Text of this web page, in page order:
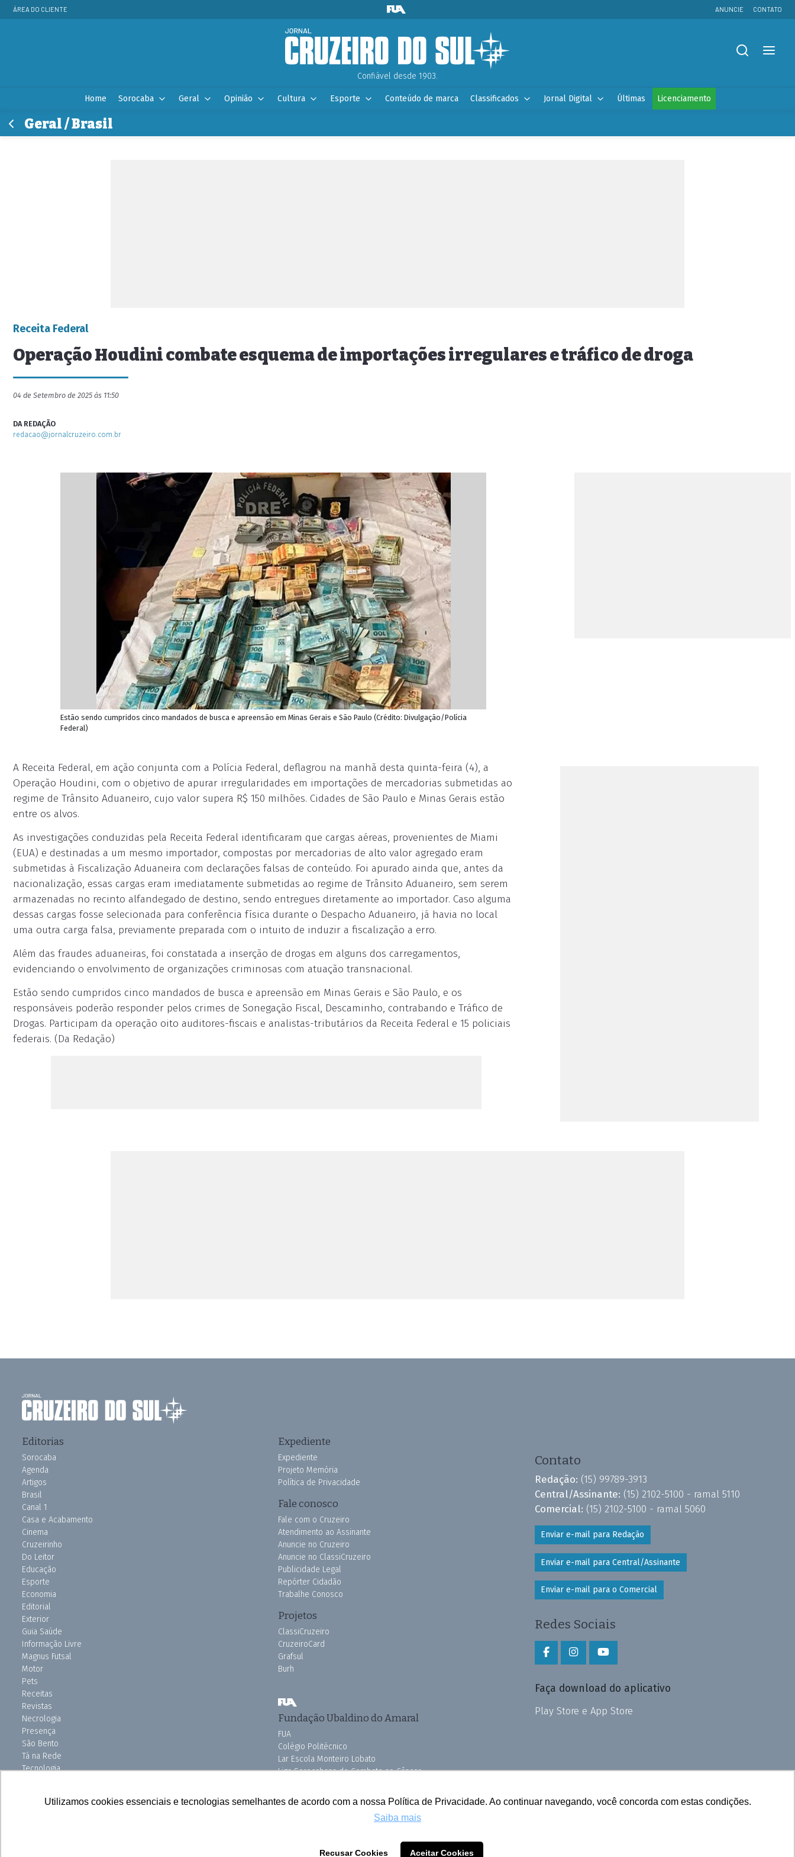
Utilizamos cookies essenciais e tecnologias semelhantes de acordo com a nossa Política de Privacidade. Ao continuar navegando, você concorda com estas condições.
Saiba mais
Recusar Cookies Aceitar Cookies
ÁREA DO CLIENTE ANUNCIE CONTATO
Confiável desde 1903.
Home Sorocaba Geral Opinião Cultura Esporte Conteúdo de marca Classificados Jornal Digital Últimas Licenciamento
Geral / Brasil
Receita Federal
Operação Houdini combate esquema de importações irregulares e tráfico de droga
04 de Setembro de 2025 às 11:50
DA REDAÇÃO
redacao@jornalcruzeiro.com.br
Estão sendo cumpridos cinco mandados de busca e apreensão em Minas Gerais e São Paulo (Crédito: Divulgação/Polícia
Federal)
A Receita Federal, em ação conjunta com a Polícia Federal, deflagrou na manhã desta quinta-feira (4), a
Operação Houdini, com o objetivo de apurar irregularidades em importações de mercadorias submetidas ao
regime de Trânsito Aduaneiro, cujo valor supera R$ 150 milhões. Cidades de São Paulo e Minas Gerais estão
entre os alvos.
As investigações conduzidas pela Receita Federal identificaram que cargas aéreas, provenientes de Miami
(EUA) e destinadas a um mesmo importador, compostas por mercadorias de alto valor agregado eram
submetidas à Fiscalização Aduaneira com declarações falsas de conteúdo. Foi apurado ainda que, antes da
nacionalização, essas cargas eram imediatamente submetidas ao regime de Trânsito Aduaneiro, sem serem
armazenadas no recinto alfandegado de destino, sendo entregues diretamente ao importador. Caso alguma
dessas cargas fosse selecionada para conferência física durante o Despacho Aduaneiro, já havia no local
uma outra carga falsa, previamente preparada com o intuito de induzir a fiscalização a erro.
Além das fraudes aduaneiras, foi constatada a inserção de drogas em alguns dos carregamentos,
evidenciando o envolvimento de organizações criminosas com atuação transnacional.
Estão sendo cumpridos cinco mandados de busca e apreensão em Minas Gerais e São Paulo, e os
responsáveis poderão responder pelos crimes de Sonegação Fiscal, Descaminho, contrabando e Tráfico de
Drogas. Participam da operação oito auditores-fiscais e analistas-tributários da Receita Federal e 15 policiais
federais. (Da Redação)
Editorias
Sorocaba
Agenda
Artigos
Brasil
Canal 1
Casa e Acabamento
Cinema
Cruzeirinho
Do Leitor
Educação
Esporte
Economia
Editorial
Exterior
Guia Saúde
Informação Livre
Magnus Futsal
Motor
Pets
Receitas
Revistas
Necrologia
Presença
São Bento
Tá na Rede
Tecnologia
Expediente
Expediente
Projeto Memória
Política de Privacidade
Fale conosco
Fale com o Cruzeiro
Atendimento ao Assinante
Anuncie no Cruzeiro
Anuncie no ClassiCruzeiro
Publicidade Legal
Repórter Cidadão
Trabalhe Conosco
Projetos
ClassiCruzeiro
CruzeiroCard
Grafsul
Burh
Fundação Ubaldino do Amaral
FUA
Colégio Politécnico
Lar Escola Monteiro Lobato
Liga Sorocabana de Combate ao Câncer
Pink do Bem OSSEL
Contato
Redação: (15) 99789-3913
Central/Assinante: (15) 2102-5100 - ramal 5110
Comercial: (15) 2102-5100 - ramal 5060
Enviar e-mail para Redação
Enviar e-mail para Central/Assinante
Enviar e-mail para o Comercial
Redes Sociais
Faça download do aplicativo
Play Store e App Store
Todos os direitos reservados © 2025 Cruzeiro do Sul